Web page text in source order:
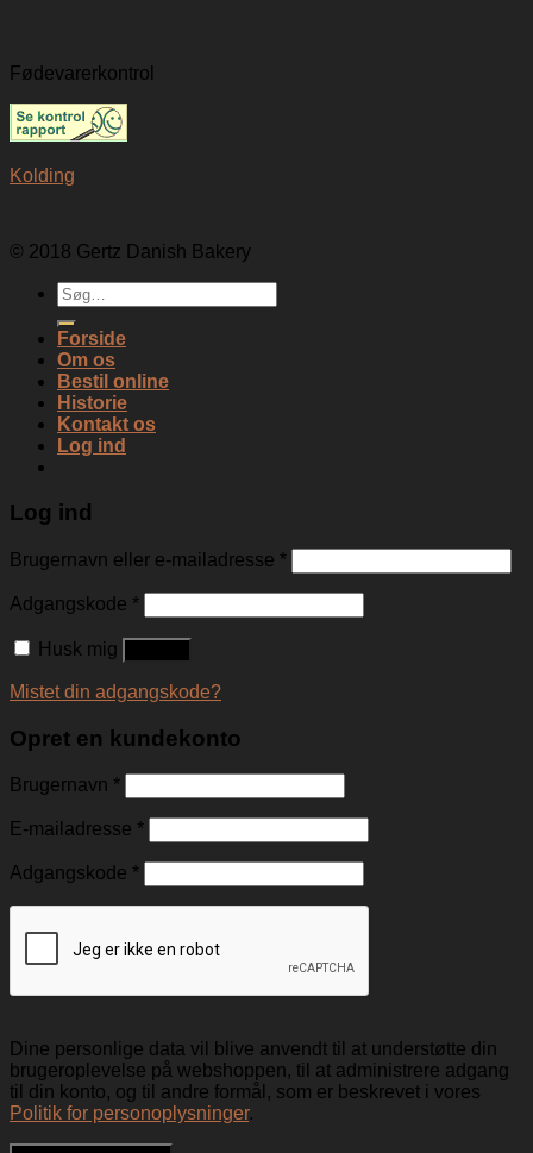
Fødevarerkontrol
Kolding
© 2018 Gertz Danish Bakery
Søg
efter:
Forside
Om os
Bestil online
Historie
Kontakt os
Log ind
Log ind
Brugernavn eller e-mailadresse *
Adgangskode *
Husk mig
Mistet din adgangskode?
Opret en kundekonto
Brugernavn *
E-mailadresse *
Adgangskode *
Dine personlige data vil blive anvendt til at understøtte din
brugeroplevelse på webshoppen, til at administrere adgang
til din konto, og til andre formål, som er beskrevet i vores
Politik for personoplysninger.